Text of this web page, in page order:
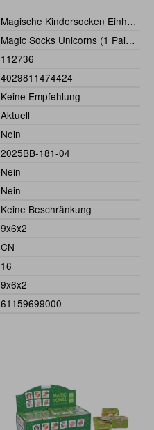
Magische Kindersocken Einhorn (1 Paar), sortiert
Magic Socks Unicorns (1 Pair), Assorted
112736
4029811474424
Keine Empfehlung
Aktuell
Nein
2025BB-181-04
Nein
Nein
Keine Beschränkung
9x6x2
CN
16
9x6x2
61159699000